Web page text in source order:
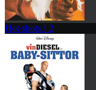
Hot shots ! 2